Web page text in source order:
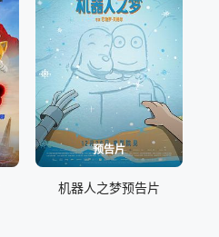
预告片
机器人之梦预告片